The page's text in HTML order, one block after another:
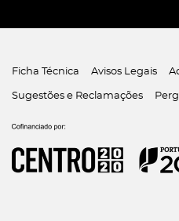
Ficha Técnica Avisos Legais
Sugestões e Reclamações